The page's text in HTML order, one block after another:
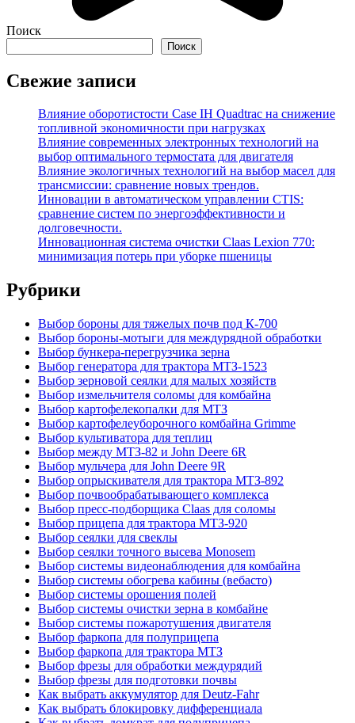
Поиск
Поиск
Свежие записи
Влияние оборотистости Case IH Quadtrac на снижение
топливной экономичности при нагрузках
Влияние современных электронных технологий на
выбор оптимального термостата для двигателя
Влияние экологичных технологий на выбор масел для
трансмиссии: сравнение новых трендов.
Инновации в автоматическом управлении CTIS:
сравнение систем по энергоэффективности и
долговечности.
Инновационная система очистки Claas Lexion 770:
минимизация потерь при уборке пшеницы
Рубрики
Выбор бороны для тяжелых почв под К-700
Выбор бороны-мотыги для междурядной обработки
Выбор бункера-перегрузчика зерна
Выбор генератора для трактора МТЗ-1523
Выбор зерновой сеялки для малых хозяйств
Выбор измельчителя соломы для комбайна
Выбор картофелекопалки для МТЗ
Выбор картофелеуборочного комбайна Grimme
Выбор культиватора для теплиц
Выбор между МТЗ-82 и John Deere 6R
Выбор мульчера для John Deere 9R
Выбор опрыскивателя для трактора МТЗ-892
Выбор почвообрабатывающего комплекса
Выбор пресс-подборщика Claas для соломы
Выбор прицепа для трактора МТЗ-920
Выбор сеялки для свеклы
Выбор сеялки точного высева Monosem
Выбор системы видеонаблюдения для комбайна
Выбор системы обогрева кабины (вебасто)
Выбор системы орошения полей
Выбор системы очистки зерна в комбайне
Выбор системы пожаротушения двигателя
Выбор фаркопа для полуприцепа
Выбор фаркопа для трактора МТЗ
Выбор фрезы для обработки междурядий
Выбор фрезы для подготовки почвы
Как выбрать аккумулятор для Deutz-Fahr
Как выбрать блокировку дифференциала